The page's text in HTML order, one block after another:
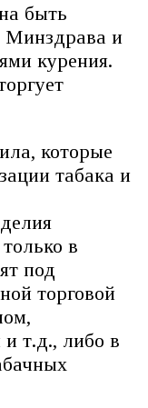
быть
Минздрава и
курения.
которые
табака и
в
под
торговой
т.д., либо в